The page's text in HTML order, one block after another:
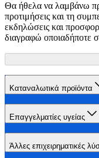
Θα ήθελα να λαμβάνω
προτιμήσεις και τη
εκδηλώσεις και
διαγραφώ οποιαδήποτε
Καταναλωτικά προϊόντα
Επαγγελματίες υγείας
Άλλες επιχειρηματικές